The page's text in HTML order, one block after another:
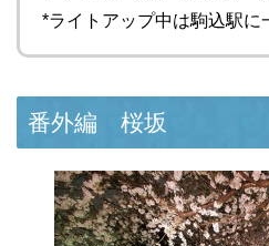
*ライトアップ中は駒込駅に
番外編 桜坂